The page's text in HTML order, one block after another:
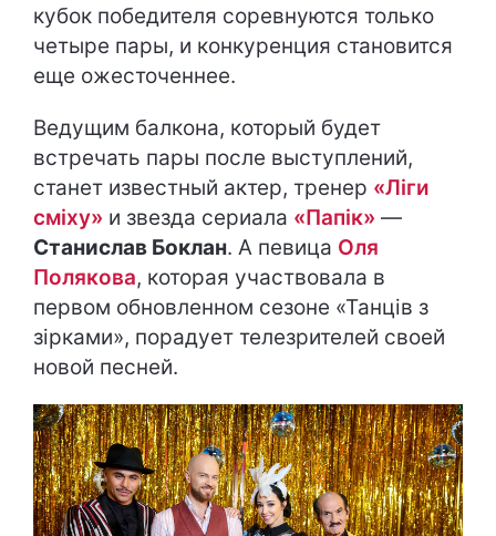
кубок победителя соревнуются только
четыре пары, и конкуренция становится
еще ожесточеннее.
Ведущим балкона, который будет
встречать пары после выступлений,
станет известный актер, тренер «Ліги
сміху» и звезда сериала «Папік» —
Станислав Боклан. А певица Оля
Полякова, которая участвовала в
первом обновленном сезоне «Танців з
зірками», порадует телезрителей своей
новой песней.